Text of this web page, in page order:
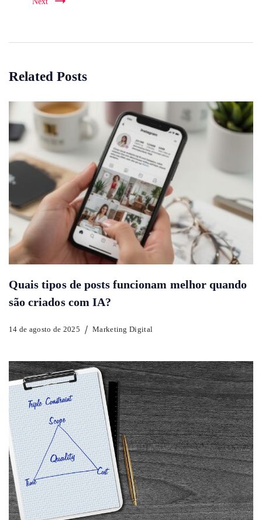
Related Posts
Quais tipos de posts funcionam melhor quando
são criados com IA?
14 de agosto de 2025 Marketing Digital